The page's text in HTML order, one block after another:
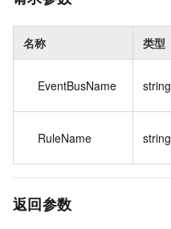
名称 类型
EventBusName string
RuleName string
返回参数